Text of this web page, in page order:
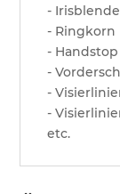
- Irisblende
- Ringkorn
- Handstop
-
-
-
etc.